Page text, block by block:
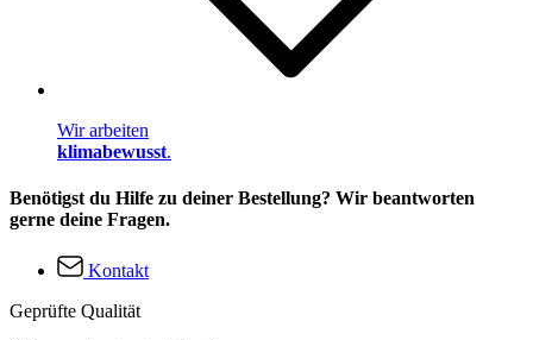
Wir arbeiten
klimabewusst.
Benötigst du Hilfe zu deiner Bestellung? Wir beantworten
gerne deine Fragen.
Kontakt
Geprüfte Qualität